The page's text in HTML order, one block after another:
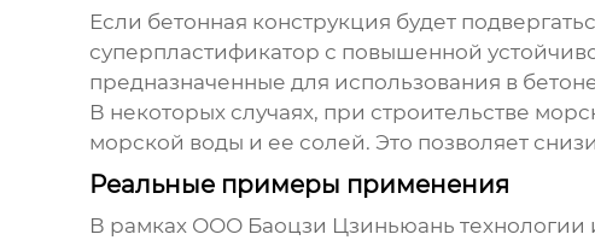
Если бетонная конструкция будет
суперпластификатор с повышенной
предназначенные для использования в
В некоторых случаях, при строительстве
морской воды и ее солей. Это позволяет
Реальные примеры применения
В рамках ООО Баоцзи Цзиньюань